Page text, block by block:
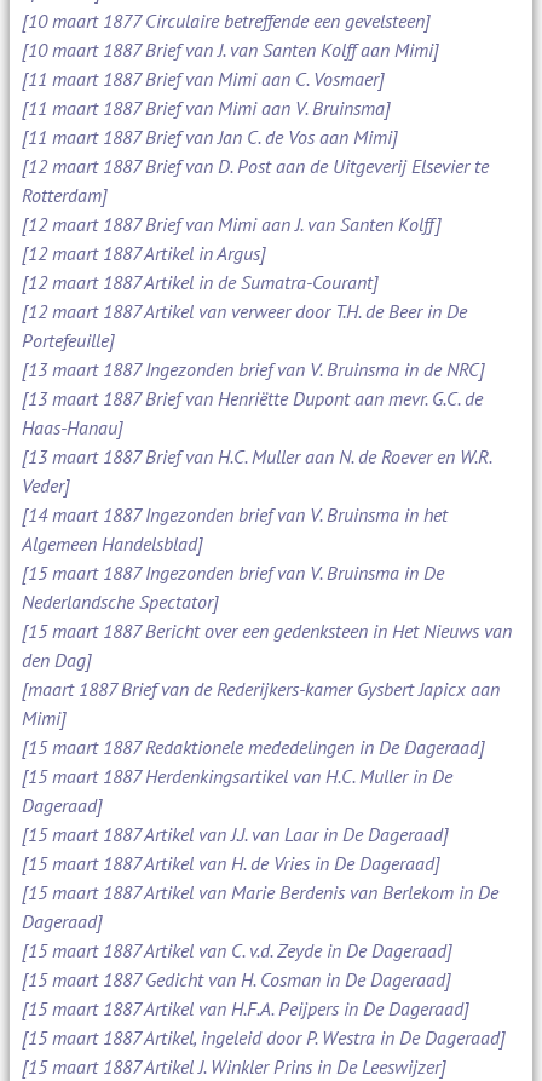
[10 maart 1877 Circulaire betreffende een gevelsteen]
[10 maart 1887 Brief van J. van Santen Kolff aan Mimi]
[11 maart 1887 Brief van Mimi aan C. Vosmaer]
[11 maart 1887 Brief van Mimi aan V. Bruinsma]
[11 maart 1887 Brief van Jan C. de Vos aan Mimi]
[12 maart 1887 Brief van D. Post aan de Uitgeverij Elsevier te
Rotterdam]
[12 maart 1887 Brief van Mimi aan J. van Santen Kolff]
[12 maart 1887 Artikel in Argus]
[12 maart 1887 Artikel in de Sumatra-Courant]
[12 maart 1887 Artikel van verweer door T.H. de Beer in De
Portefeuille]
[13 maart 1887 Ingezonden brief van V. Bruinsma in de NRC]
[13 maart 1887 Brief van Henriëtte Dupont aan mevr. G.C. de
Haas-Hanau]
[13 maart 1887 Brief van H.C. Muller aan N. de Roever en W.R.
Veder]
[14 maart 1887 Ingezonden brief van V. Bruinsma in het
Algemeen Handelsblad]
[15 maart 1887 Ingezonden brief van V. Bruinsma in De
Nederlandsche Spectator]
[15 maart 1887 Bericht over een gedenksteen in Het Nieuws van
den Dag]
[maart 1887 Brief van de Rederijkers-kamer Gysbert Japicx aan
Mimi]
[15 maart 1887 Redaktionele mededelingen in De Dageraad]
[15 maart 1887 Herdenkingsartikel van H.C. Muller in De
Dageraad]
[15 maart 1887 Artikel van J.J. van Laar in De Dageraad]
[15 maart 1887 Artikel van H. de Vries in De Dageraad]
[15 maart 1887 Artikel van Marie Berdenis van Berlekom in De
Dageraad]
[15 maart 1887 Artikel van C. v.d. Zeyde in De Dageraad]
[15 maart 1887 Gedicht van H. Cosman in De Dageraad]
[15 maart 1887 Artikel van H.F.A. Peijpers in De Dageraad]
[15 maart 1887 Artikel, ingeleid door P. Westra in De Dageraad]
[15 maart 1887 Artikel J. Winkler Prins in De Leeswijzer]